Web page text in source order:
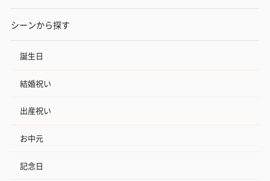
シーンから探す
誕生日
結婚祝い
出産祝い
お中元
記念日